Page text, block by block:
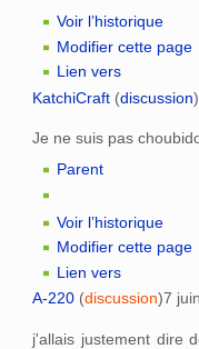
Voir l’historique
Modifier cette page
Lien vers
KatchiCraft (discussion)
Je ne suis pas
Parent
Voir l’historique
Modifier cette page
Lien vers
A-220 (discussion)7
j'allais justement dire